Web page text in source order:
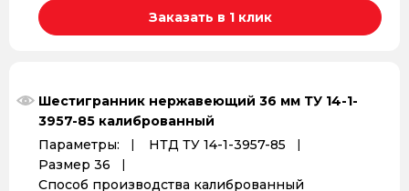
Заказать в 1 клик
Шестигранник нержавеющий 36 мм ТУ 14-1-
3957-85 калиброванный
Параметры:
НТД ТУ 14-1-3957-85
Размер 36
Способ производства калиброванный